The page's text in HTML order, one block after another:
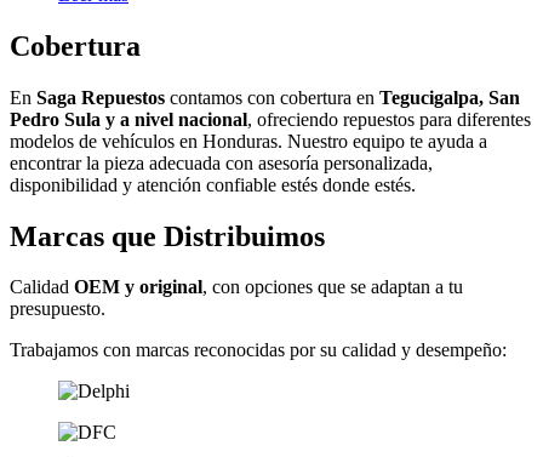
Cobertura
En Saga Repuestos contamos con cobertura en Tegucigalpa, San
Pedro Sula y a nivel nacional, ofreciendo repuestos para diferentes
modelos de vehículos en Honduras. Nuestro equipo te ayuda a
encontrar la pieza adecuada con asesoría personalizada,
disponibilidad y atención confiable estés donde estés.
Marcas que Distribuimos
Calidad OEM y original, con opciones que se adaptan a tu
presupuesto.
Trabajamos con marcas reconocidas por su calidad y desempeño: